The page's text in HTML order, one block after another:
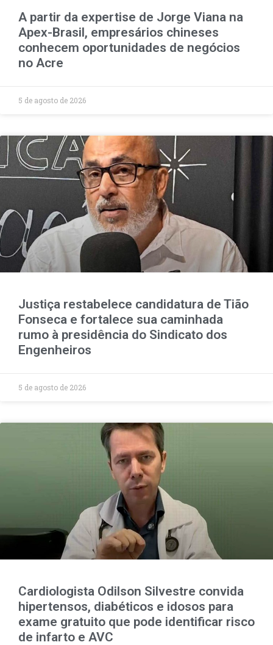
A partir da expertise de Jorge Viana na
Apex-Brasil, empresários chineses
conhecem oportunidades de negócios
no Acre
5 de agosto de 2026
Justiça restabelece candidatura de Tião
Fonseca e fortalece sua caminhada
rumo à presidência do Sindicato dos
Engenheiros
5 de agosto de 2026
Cardiologista Odilson Silvestre convida
hipertensos, diabéticos e idosos para
exame gratuito que pode identificar risco
de infarto e AVC